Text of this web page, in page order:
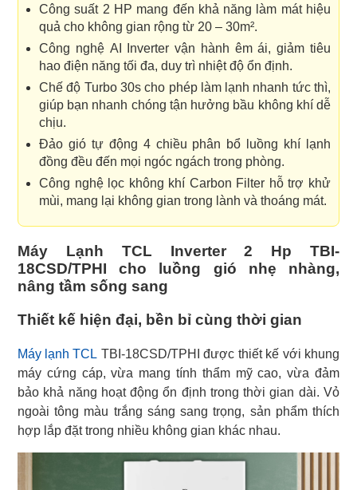
Công suất 2 HP mang đến khả năng làm mát hiệu
quả cho không gian rộng từ 20 – 30m².
Công nghệ AI Inverter vận hành êm ái, giảm tiêu
hao điện năng tối đa, duy trì nhiệt độ ổn định.
Chế độ Turbo 30s cho phép làm lạnh nhanh tức thì,
giúp bạn nhanh chóng tận hưởng bầu không khí dễ
chịu.
Đảo gió tự động 4 chiều phân bổ luồng khí lạnh
đồng đều đến mọi ngóc ngách trong phòng.
Công nghệ lọc không khí Carbon Filter hỗ trợ khử
mùi, mang lại không gian trong lành và thoáng mát.
Máy Lạnh TCL Inverter 2 Hp TBI-
18CSD/TPHI cho luồng gió nhẹ nhàng,
nâng tầm sống sang
Thiết kế hiện đại, bền bỉ cùng thời gian
Máy lạnh TCL TBI-18CSD/TPHI được thiết kế với khung
máy cứng cáp, vừa mang tính thẩm mỹ cao, vừa đảm
bảo khả năng hoạt động ổn định trong thời gian dài. Vỏ
ngoài tông màu trắng sáng sang trọng, sản phẩm thích
hợp lắp đặt trong nhiều không gian khác nhau.